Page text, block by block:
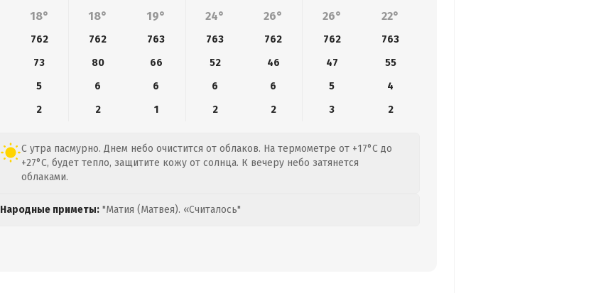
18° 18° 19° 24° 26° 26° 22°
762 762 763 763 762 762
763
73 80 66 52 46 47
55
5 6 6 6 6 5
4
2 2 1 2 2 3 2
С утра пасмурно. Днем небо очистится от облаков. На термометре от +17°C до
+27°C, будет тепло, защитите кожу от солнца. К вечеру небо затянется
облаками.
Народные приметы: "Матия (Матвея). «Считалось"